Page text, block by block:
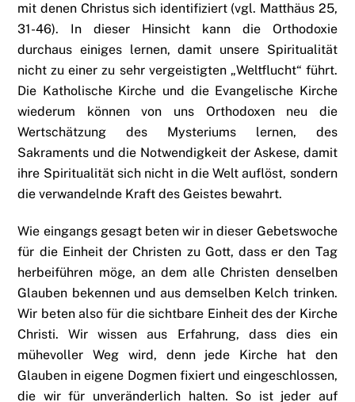
mit denen Christus sich identifiziert (vgl. Matthäus 25,
31-46). In dieser Hinsicht kann die Orthodoxie
durchaus einiges lernen, damit unsere Spiritualität
nicht zu einer zu sehr vergeistigten „Weltflucht“ führt.
Die Katholische Kirche und die Evangelische Kirche
wiederum können von uns Orthodoxen neu die
Wertschätzung des Mysteriums lernen, des
Sakraments und die Notwendigkeit der Askese, damit
ihre Spiritualität sich nicht in die Welt auflöst, sondern
die verwandelnde Kraft des Geistes bewahrt.
Wie eingangs gesagt beten wir in dieser Gebetswoche
für die Einheit der Christen zu Gott, dass er den Tag
herbeiführen möge, an dem alle Christen denselben
Glauben bekennen und aus demselben Kelch trinken.
Wir beten also für die sichtbare Einheit des der Kirche
Christi. Wir wissen aus Erfahrung, dass dies ein
mühevoller Weg wird, denn jede Kirche hat den
Glauben in eigene Dogmen fixiert und eingeschlossen,
die wir für unveränderlich halten. So ist jeder auf